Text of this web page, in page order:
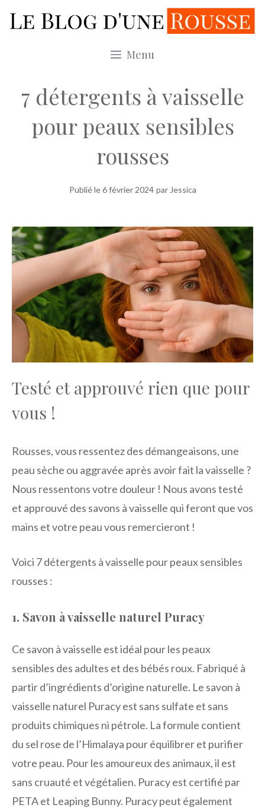
au
Menu
7 détergents à vaisselle
pour peaux sensibles
rousses
Publié le6 février 2024 par Jessica
Testé et approuvé rien que pour
vous !
Rousses, vous ressentez des démangeaisons, une
peau sèche ou aggravée après avoir fait la vaisselle ?
Nous ressentons votre douleur ! Nous avons testé
et approuvé des savons à vaisselle qui feront que vos
mains et votre peau vous remercieront !
Voici 7 détergents à vaisselle pour peaux sensibles
rousses :
1. Savon à vaisselle naturel Puracy
Ce savon à vaisselle est idéal pour les peaux
sensibles des adultes et des bébés roux. Fabriqué à
partir d’ingrédients d’origine naturelle. Le savon à
vaisselle naturel Puracy est sans sulfate et sans
produits chimiques ni pétrole. La formule contient
du sel rose de l’Himalaya pour équilibrer et purifier
votre peau. Pour les amoureux des animaux, il est
sans cruauté et végétalien. Puracy est certifié par
PETA et Leaping Bunny. Puracy peut également